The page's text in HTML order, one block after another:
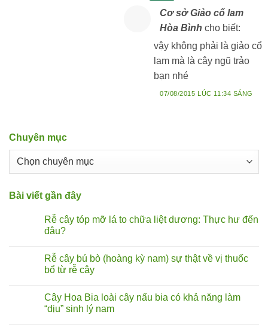
Cơ sở Giảo cổ lam
Hòa Bình cho biết:
vậy không phải là giảo cổ
lam mà là cây ngũ trảo
bạn nhé
07/08/2015 LÚC 11:34 SÁNG
Chuyên mục
Chuyên
Bài viết gần đây
Rễ cây tóp mỡ lá to chữa liệt dương: Thực hư đến
đâu?
bình
luận
ở
tóp
mỡ
lá
Rễ cây bú bò (hoàng kỳ nam) sự thật về vị thuốc
bổ từ rễ cây
bình
luận
Cây Hoa Bia loài cây nấu bia có khả năng làm
“dịu” sinh lý nam